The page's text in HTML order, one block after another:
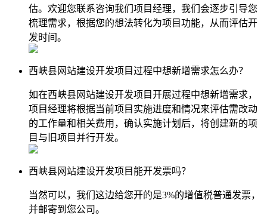
估。欢迎您联系咨询我们项目经理，我们会逐步引导您
梳理需求，根据您的想法转化为项目功能，从而评估开
发时间。
西峡县网站建设开发项目过程中想新增需求怎么办？
如在西峡县网站建设开发项目开展过程中想新增需求，
项目经理将根据当前项目实施进度和情况来评估需改动
的工作量和相关费用，确认实施计划后，将创建新的项
目与旧项目并行开发。
西峡县网站建设开发项目能开发票吗？
当然可以，我们这边给您开的是3%的增值税普通发票，
并邮寄到您公司。